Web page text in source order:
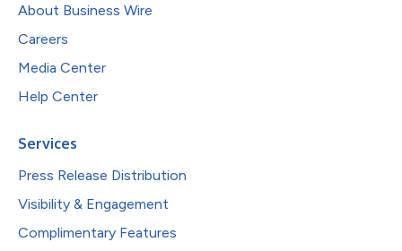
About Business Wire
Careers
Media Center
Help Center
Services
Press Release Distribution
Visibility & Engagement
Complimentary Features